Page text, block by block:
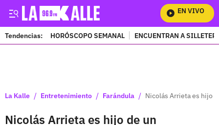
EN VIVO
Tendencias: HORÓSCOPO SEMANAL ENCUENTRAN A
La Kalle / Entretenimiento / Farándula / Nicolás Arrieta es hijo
Nicolás Arrieta es hijo de un